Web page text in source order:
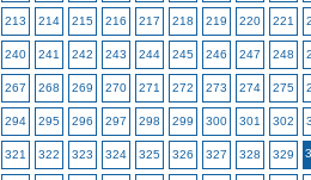
213 214 215 216 217 218 219 220 221
240 241 242 243 244 245 246 247 248
267 268 269 270 271 272 273 274 275
294 295 296 297 298 299 300 301 302
321 322 323 324 325 326 327 328 329